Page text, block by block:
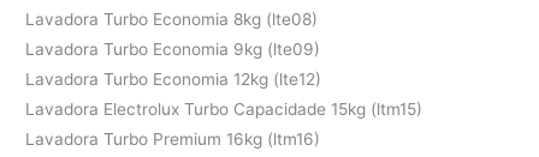
Lavadora Turbo Economia 8kg (lte08)
Lavadora Turbo Economia 9kg (lte09)
Lavadora Turbo Economia 12kg (lte12)
Lavadora Electrolux Turbo Capacidade 15kg (ltm15)
Lavadora Turbo Premium 16kg (ltm16)